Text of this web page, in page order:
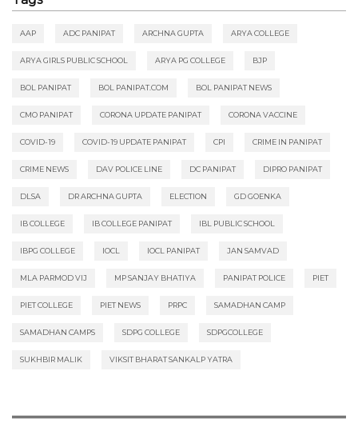
AAP ADC PANIPAT ARCHNA GUPTA ARYA COLLEGE
ARYA GIRLS PUBLIC SCHOOL ARYA PG COLLEGE BJP
BOL PANIPAT BOL PANIPAT.COM BOL PANIPAT NEWS
CMO PANIPAT CORONA UPDATE PANIPAT CORONA VACCINE
COVID-19 COVID-19 UPDATE PANIPAT CPI CRIME IN PANIPAT
CRIME NEWS DAV POLICE LINE DC PANIPAT DIPRO PANIPAT
DLSA DR ARCHNA GUPTA ELECTION GD GOENKA
IB COLLEGE IB COLLEGE PANIPAT IBL PUBLIC SCHOOL
IBPG COLLEGE IOCL IOCL PANIPAT JAN SAMVAD
MLA PARMOD VIJ MP SANJAY BHATIYA PANIPAT POLICE PIET
PIET COLLEGE PIET NEWS PRPC SAMADHAN CAMP
SAMADHAN CAMPS SDPG COLLEGE SDPGCOLLEGE
SUKHBIR MALIK VIKSIT BHARAT SANKALP YATRA